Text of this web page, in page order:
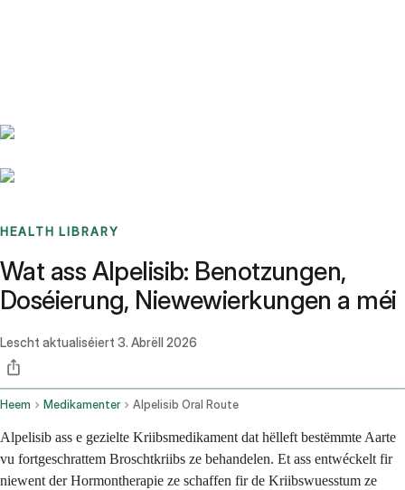
HEALTH LIBRARY
Wat ass Alpelisib: Benotzungen,
Doséierung, Niewewierkungen a méi
Lescht aktualiséiert 3. Abrëll 2026
Heem Medikamenter Alpelisib Oral Route
Alpelisib ass e gezielte Kriibsmedikament dat hëlleft bestëmmte Aarte
vu fortgeschrattem Broschtkriibs ze behandelen. Et ass entwéckelt fir
niewent der Hormontherapie ze schaffen fir de Kriibswuesstum ze